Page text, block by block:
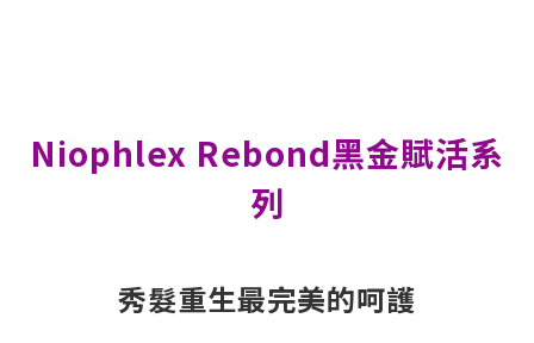
Niophlex Rebond黑金賦活系
列
秀髮重生最完美的呵護